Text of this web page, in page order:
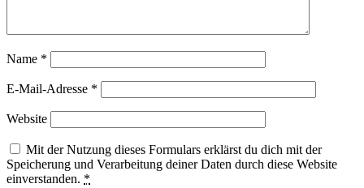
Name *
E-Mail-Adresse *
Website
Mit der Nutzung dieses Formulars erklärst du dich mit der
Speicherung und Verarbeitung deiner Daten durch diese Website
einverstanden. *